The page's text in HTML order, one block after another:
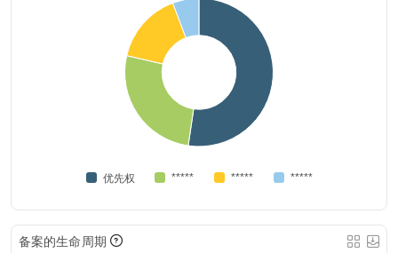
优先权 ***** ***** *****
备案的生命周期